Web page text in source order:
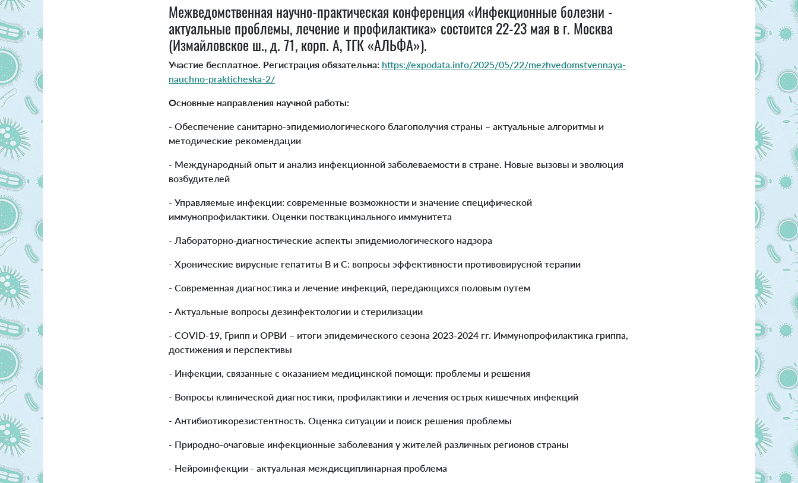
Межведомственная научно-практическая конференция «Инфекционные болезни -
актуальные проблемы, лечение и профилактика» состоится 22-23 мая в г. Москва
(Измайловское ш., д. 71, корп. А, ТГК «АЛЬФА»).
Участие бесплатное. Регистрация обязательна: https://expodata.info/2025/05/22/mezhvedomstvennaya-
nauchno-prakticheska-2/
Основные направления научной работы:
- Обеспечение санитарно-эпидемиологического благополучия страны – актуальные алгоритмы и
методические рекомендации
- Международный опыт и анализ инфекционной заболеваемости в стране. Новые вызовы и эволюция
возбудителей
- Управляемые инфекции: современные возможности и значение специфической
иммунопрофилактики. Оценки поствакцинального иммунитета
- Лабораторно-диагностические аспекты эпидемиологического надзора
- Хронические вирусные гепатиты В и С: вопросы эффективности противовирусной терапии
- Современная диагностика и лечение инфекций, передающихся половым путем
- Актуальные вопросы дезинфектологии и стерилизации
- COVID-19, Грипп и ОРВИ – итоги эпидемического сезона 2023-2024 гг. Иммунопрофилактика гриппа,
достижения и перспективы
- Инфекции, связанные с оказанием медицинской помощи: проблемы и решения
- Вопросы клинической диагностики, профилактики и лечения острых кишечных инфекций
- Антибиотикорезистентность. Оценка ситуации и поиск решения проблемы
- Природно-очаговые инфекционные заболевания у жителей различных регионов страны
- Нейроинфекции - актуальная междисциплинарная проблема